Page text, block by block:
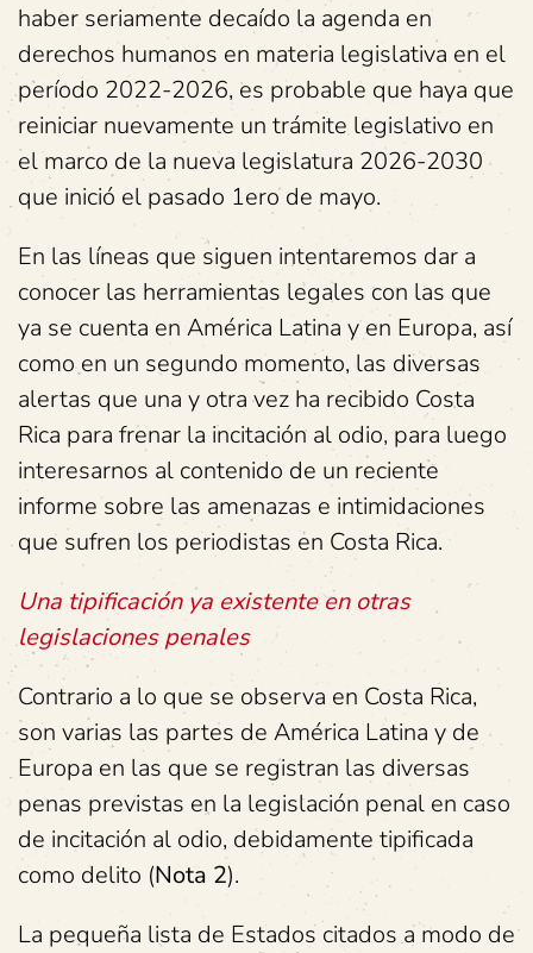
haber seriamente decaído la agenda en
derechos humanos en materia legislativa en el
período 2022-2026, es probable que haya que
reiniciar nuevamente un trámite legislativo en
el marco de la nueva legislatura 2026-2030
que inició el pasado 1ero de mayo.
En las líneas que siguen intentaremos dar a
conocer las herramientas legales con las que
ya se cuenta en América Latina y en Europa, así
como en un segundo momento, las diversas
alertas que una y otra vez ha recibido Costa
Rica para frenar la incitación al odio, para luego
interesarnos al contenido de un reciente
informe sobre las amenazas e intimidaciones
que sufren los periodistas en Costa Rica.
Una tipificación ya existente en otras
legislaciones penales
Contrario a lo que se observa en Costa Rica,
son varias las partes de América Latina y de
Europa en las que se registran las diversas
penas previstas en la legislación penal en caso
de incitación al odio, debidamente tipificada
como delito (Nota 2).
La pequeña lista de Estados citados a modo de